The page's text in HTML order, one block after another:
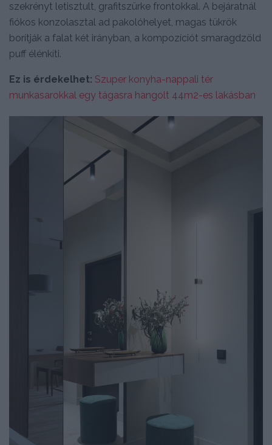
szekrényt letisztult, grafitszürke frontokkal. A bejáratnál
fiókos konzolasztal ad pakolóhelyet, magas tükrök
borítják a falat két irányban, a kompozíciót smaragdzöld
puff élénkíti.
Ez is érdekelhet: Szuper konyha-nappali tér
munkasarokkal egy tágasra hangolt 44m2-es lakásban